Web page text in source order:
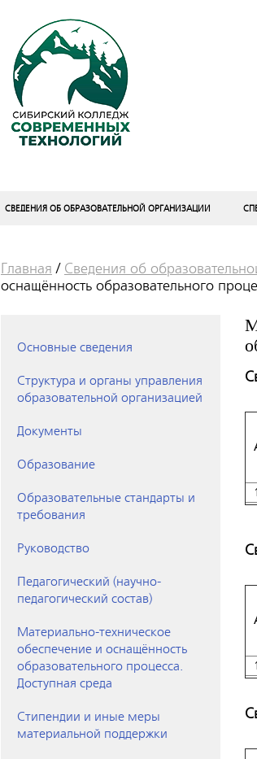
СВЕДЕНИЯ ОБ ОБРАЗОВАТЕЛЬНОЙ ОРГАНИЗАЦИИ
Главная / Сведения об
оснащённость образовательного
Основные сведения
Структура и органы управления
образовательной организацией
Документы
Образование
Образовательные стандарты и
требования
Руководство
Педагогический (научно-
педагогический состав)
Материально-техническое
обеспечение и оснащённость
образовательного процесса.
Доступная среда
Стипендии и иные меры
материальной поддержки
1
1